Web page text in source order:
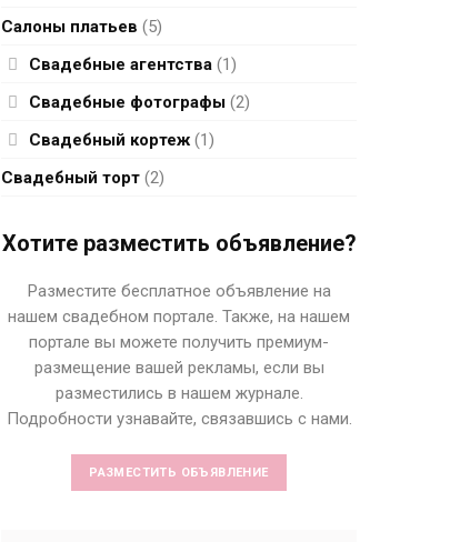
Салоны платьев (5)
Свадебные агентства (1)
Свадебные фотографы (2)
Свадебный кортеж (1)
Свадебный торт (2)
Хотите разместить объявление?
Разместите бесплатное объявление на
нашем свадебном портале. Также, на нашем
портале вы можете получить премиум-
размещение вашей рекламы, если вы
разместились в нашем журнале.
Подробности узнавайте, связавшись с нами.
РАЗМЕСТИТЬ ОБЪЯВЛЕНИЕ